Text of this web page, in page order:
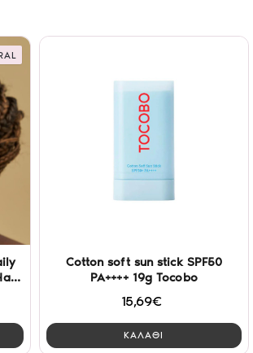
Cotton soft sun stick SPF50
PA++++ 19g Tocobo
15,69€
ΚΑΛΑΘΙ